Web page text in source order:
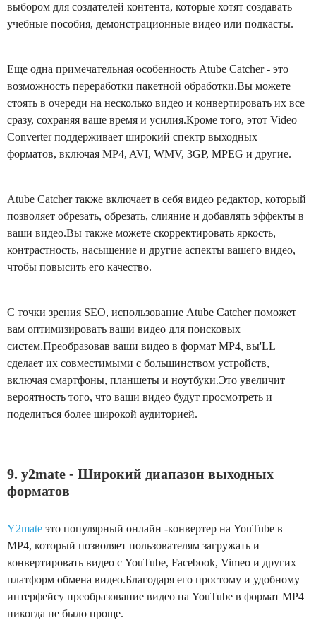
выбором для создателей контента, которые хотят создавать
учебные пособия, демонстрационные видео или подкасты.
Еще одна примечательная особенность Atube Catcher - это
возможность переработки пакетной обработки.Вы можете
стоять в очереди на несколько видео и конвертировать их все
сразу, сохраняя ваше время и усилия.Кроме того, этот Video
Converter поддерживает широкий спектр выходных
форматов, включая MP4, AVI, WMV, 3GP, MPEG и другие.
Atube Catcher также включает в себя видео редактор, который
позволяет обрезать, обрезать, слияние и добавлять эффекты в
ваши видео.Вы также можете скорректировать яркость,
контрастность, насыщение и другие аспекты вашего видео,
чтобы повысить его качество.
С точки зрения SEO, использование Atube Catcher поможет
вам оптимизировать ваши видео для поисковых
систем.Преобразовав ваши видео в формат MP4, вы'LL
сделает их совместимыми с большинством устройств,
включая смартфоны, планшеты и ноутбуки.Это увеличит
вероятность того, что ваши видео будут просмотреть и
поделиться более широкой аудиторией.
9. y2mate - Широкий диапазон выходных
форматов
Y2mate это популярный онлайн -конвертер на YouTube в
MP4, который позволяет пользователям загружать и
конвертировать видео с YouTube, Facebook, Vimeo и других
платформ обмена видео.Благодаря его простому и удобному
интерфейсу преобразование видео на YouTube в формат MP4
никогда не было проще.